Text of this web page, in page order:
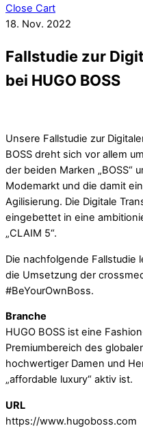
Close Cart
18. Nov. 2022
Fallstudie zur
bei HUGO BOSS
Unsere Fallstudie zur
BOSS dreht sich vor allem
der beiden Marken „BOSS“
Modemarkt und die damit
Agilisierung. Die Digitale
eingebettet in eine
„CLAIM 5“.
Die nachfolgende Fallstudie
die Umsetzung der
#BeYourOwnBoss.
Branche
HUGO BOSS ist eine
Premiumbereich des
hochwertiger Damen und
„affordable luxury“ aktiv ist.
URL
https://www.hugoboss.com